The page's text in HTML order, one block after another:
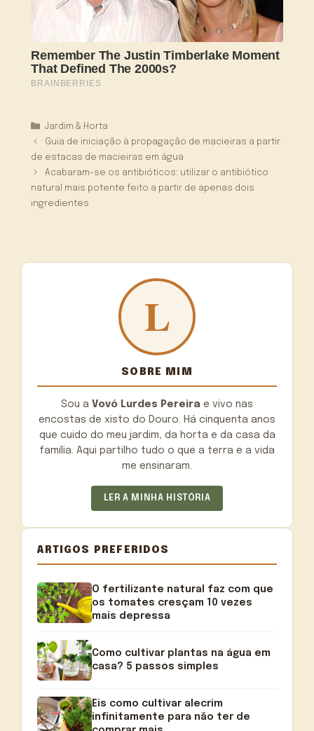
Categorias
Jardim & Horta
Guia de iniciação à propagação de macieiras a partir
de estacas de macieiras em água
Acabaram-se os antibióticos: utilizar o antibiótico
natural mais potente feito a partir de apenas dois
ingredientes
SOBRE MIM
Sou a Vovó Lurdes Pereira e vivo nas
encostas de xisto do Douro. Há cinquenta anos
que cuido do meu jardim, da horta e da casa da
família. Aqui partilho tudo o que a terra e a vida
me ensinaram.
LER A MINHA HISTÓRIA
ARTIGOS PREFERIDOS
O fertilizante natural faz com que
os tomates cresçam 10 vezes
mais depressa
Como cultivar plantas na água em
casa? 5 passos simples
Eis como cultivar alecrim
infinitamente para não ter de